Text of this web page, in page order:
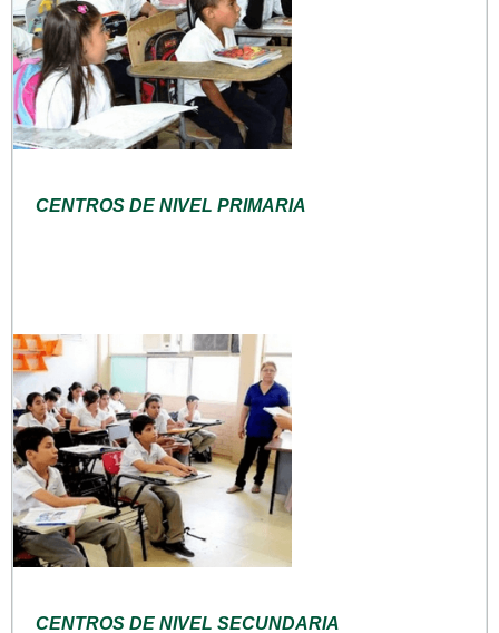
CENTROS DE NIVEL PRIMARIA
CENTROS DE NIVEL SECUNDARIA